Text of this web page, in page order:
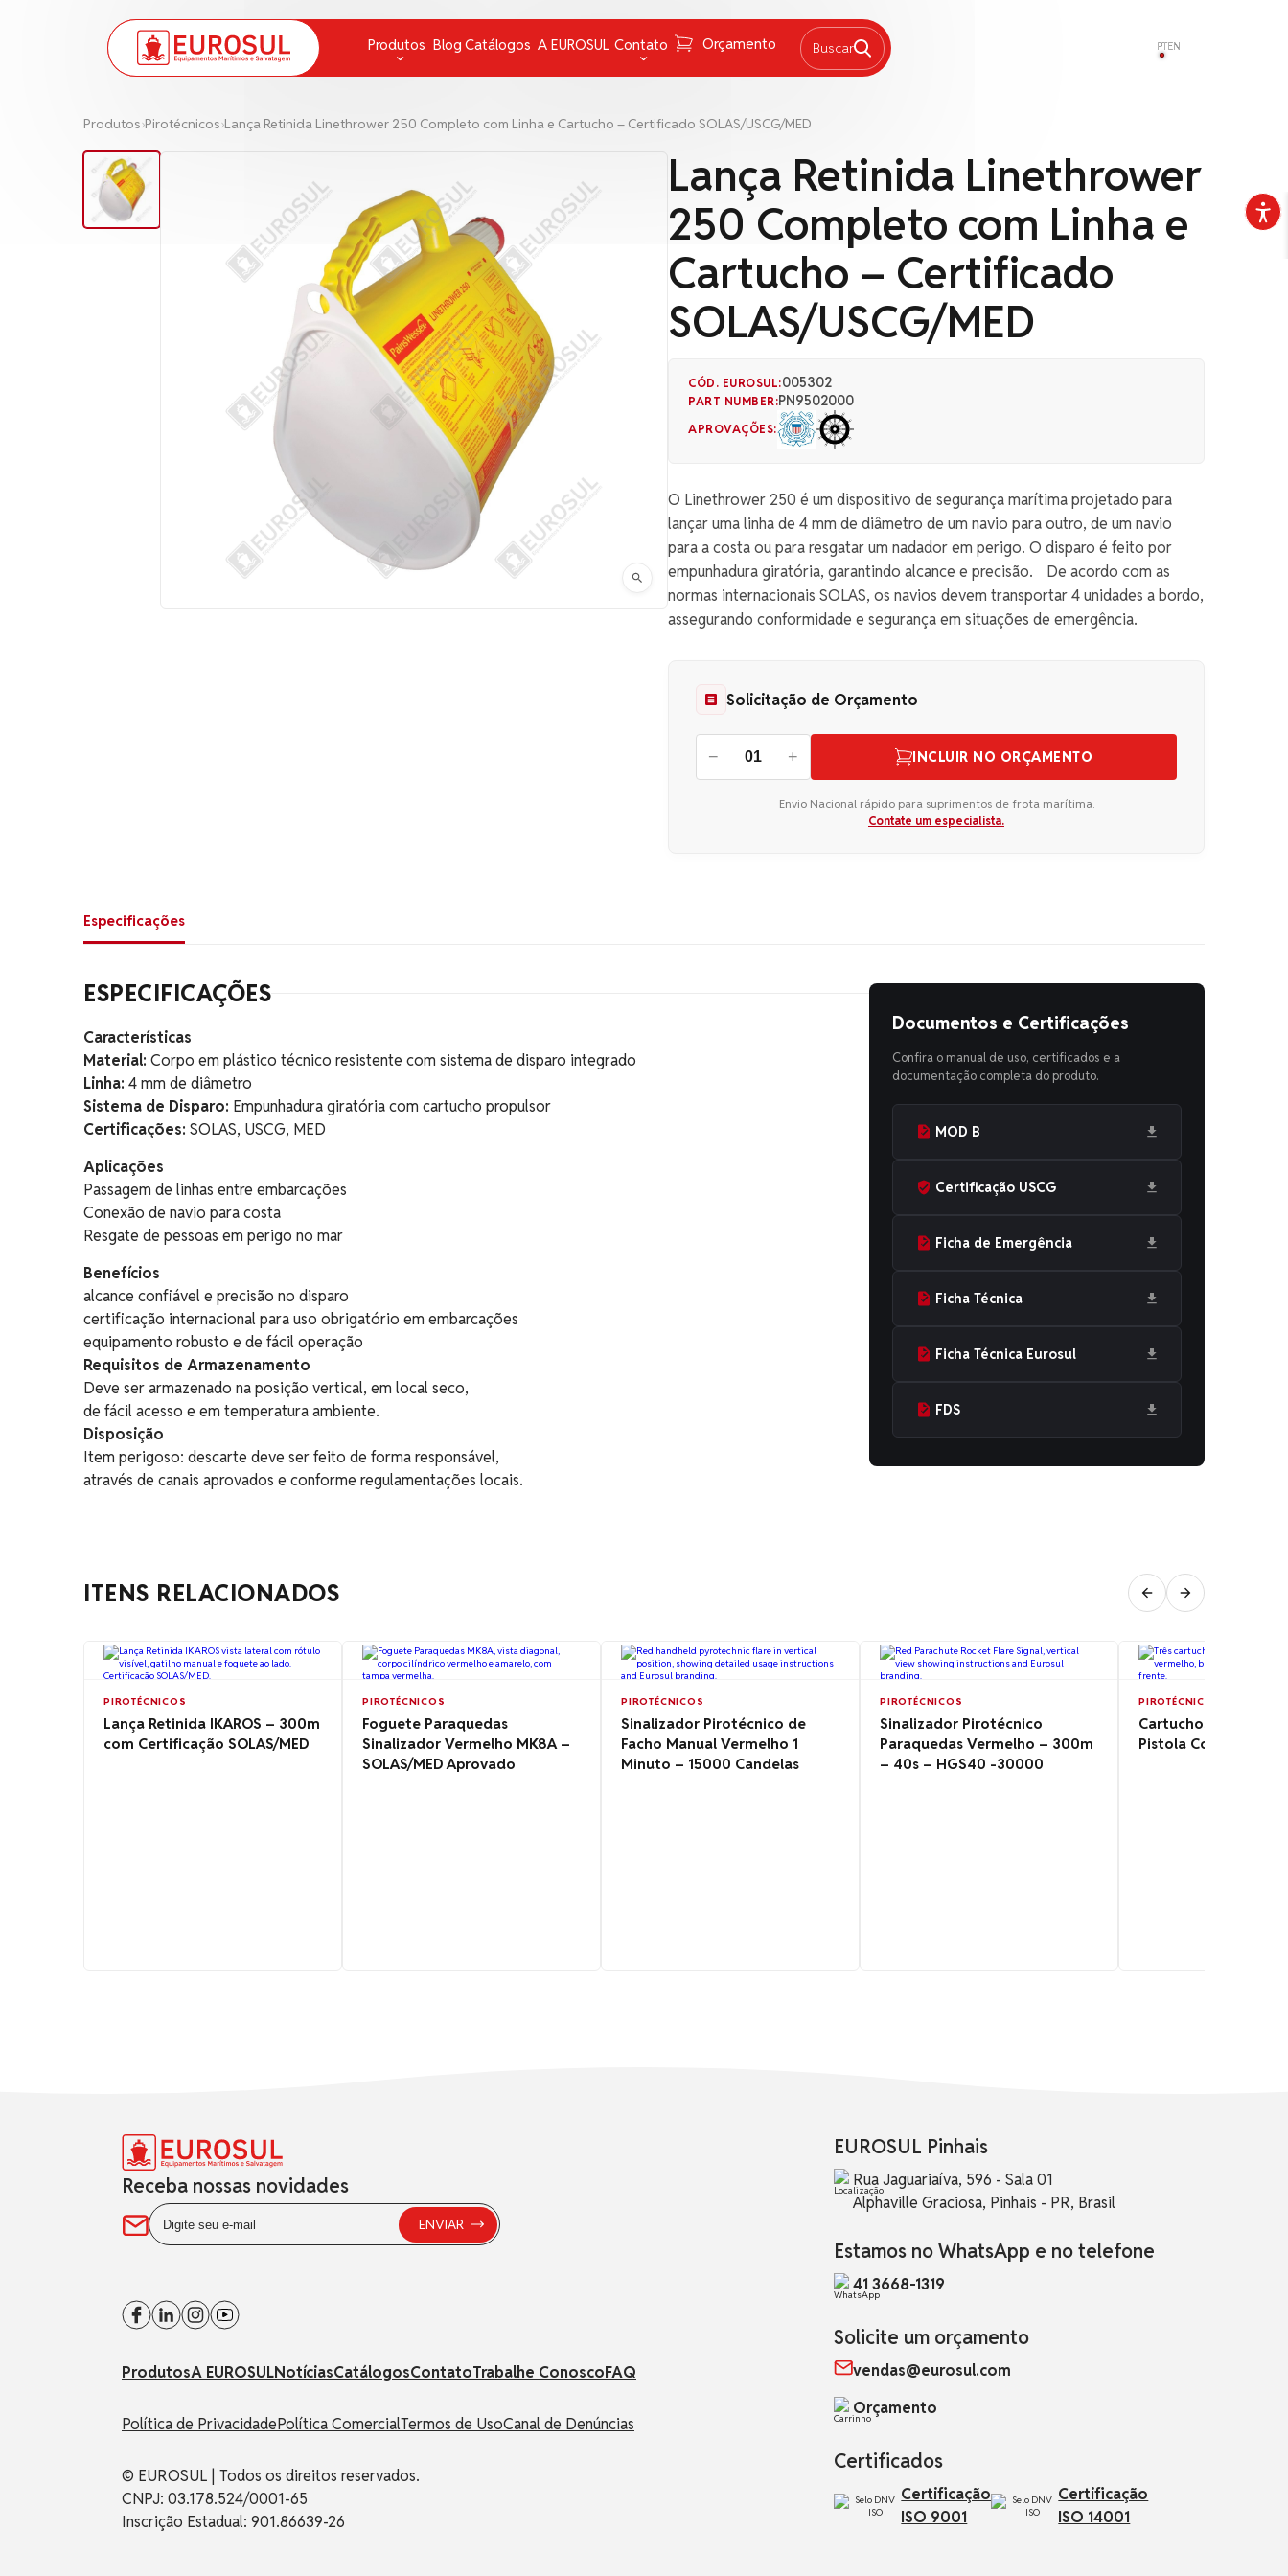
Produtos
Aparelhos de Respiração
Cabos de Amarração e Cordas
Combate a Incêndio
Comunicação
Escadas e Pranchas
Graxas
Navegação
Pirotécnicos
Proteção Química e instrumentos de medição
Redes
Salvatagem
Blog Catálogos A EUROSUL Contato
Fale Conosco
FAQ
Trabalhe conosco
Canal de Denúncias
Orçamento Buscar PTEN
Produtos›Pirotécnicos›Lança Retinida Linethrower 250 Completo com Linha e Cartucho – Certificado SOLAS/USCG/MED
Lança Retinida Linethrower
250 Completo com Linha e
Cartucho – Certificado
SOLAS/USCG/MED
CÓD. EUROSUL:005302
PART NUMBER:PN9502000
APROVAÇÕES:
O Linethrower 250 é um dispositivo de segurança marítima projetado para
lançar uma linha de 4 mm de diâmetro de um navio para outro, de um navio
para a costa ou para resgatar um nadador em perigo. O disparo é feito por
empunhadura giratória, garantindo alcance e precisão. De acordo com as
normas internacionais SOLAS, os navios devem transportar 4 unidades a bordo,
assegurando conformidade e segurança em situações de emergência.
Solicitação de Orçamento
− + INCLUIR NO ORÇAMENTO
Envio Nacional rápido para suprimentos de frota marítima.
Contate um especialista.
Especificações
ESPECIFICAÇÕES
Características
Material: Corpo em plástico técnico resistente com sistema de disparo integrado
Linha: 4 mm de diâmetro
Sistema de Disparo: Empunhadura giratória com cartucho propulsor
Certificações: SOLAS, USCG, MED
Aplicações
Passagem de linhas entre embarcações
Conexão de navio para costa
Resgate de pessoas em perigo no mar
Benefícios
alcance confiável e precisão no disparo
certificação internacional para uso obrigatório em embarcações
equipamento robusto e de fácil operação
Requisitos de Armazenamento
Deve ser armazenado na posição vertical, em local seco,
de fácil acesso e em temperatura ambiente.
Disposição
Item perigoso: descarte deve ser feito de forma responsável,
através de canais aprovados e conforme regulamentações locais.
Documentos e Certificações
Confira o manual de uso, certificados e a
documentação completa do produto.
MOD B
Certificação USCG
Ficha de Emergência
Ficha Técnica
Ficha Técnica Eurosul
FDS
ITENS RELACIONADOS
PIROTÉCNICOS
Lança Retinida IKAROS – 300m
com Certificação SOLAS/MED
PIROTÉCNICOS
Foguete Paraquedas
Sinalizador Vermelho MK8A –
SOLAS/MED Aprovado
PIROTÉCNICOS
Sinalizador Pirotécnico de
Facho Manual Vermelho 1
Minuto – 15000 Candelas
PIROTÉCNICOS
Sinalizador Pirotécnico
Paraquedas Vermelho – 300m
– 40s – HGS40 -30000
PIROTÉCNICOS
Cartuchos
Pistola Comet
Receba nossas novidades
EUROSUL Pinhais
Rua Jaguariaíva, 596 - Sala 01
Alphaville Graciosa, Pinhais - PR, Brasil
Estamos no WhatsApp e no telefone
41 3668-1319
Solicite um orçamento
vendas@eurosul.com
Orçamento
Certificados
Certificação
ISO 9001
Certificação
ISO 14001
ProdutosA EUROSULNotíciasCatálogosContatoTrabalhe ConoscoFAQ
Política de PrivacidadePolítica ComercialTermos de UsoCanal de Denúncias
© EUROSUL | Todos os direitos reservados.
CNPJ: 03.178.524/0001-65
Inscrição Estadual: 901.86639-26